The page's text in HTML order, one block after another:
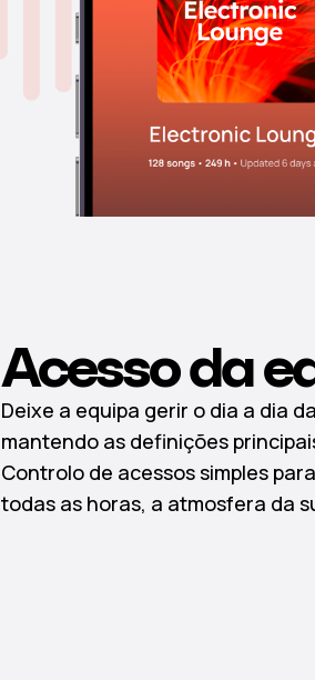
Acesso da
Deixe a equipa gerir o dia a dia
mantendo as definições
Controlo de acessos simples
todas as horas, a atmosfera da